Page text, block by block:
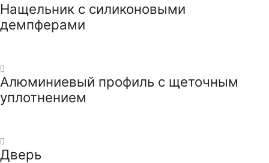
Нащельник с силиконовыми
демпферами
Алюминиевый профиль с щеточным
уплотнением
Дверь